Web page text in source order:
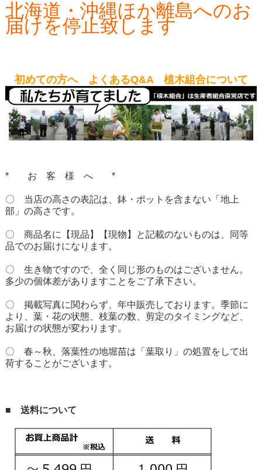
北海道・沖縄ほか離島へのお
届けを停止致します
初めての方へ よくあるQ&A 植木組合について
* お 客 様 へ *
〇 当店の高さの表記は、鉢・ポットを含まない「地上
部」の高さです。
〇 商品名に【現品】【現物】と記載のないものは、同等
品でのお届けになります。
〇 生き物ですので、全く同じ形のものはございません。
多少の個体差がありますことをご了承下さい。
〇 掲載写真に関わらず、年中販売しております。季節に
より、葉・花の状態、枝葉の数、剪定のタイミングなど、
お届けの状態が変わります。
〇 春～秋、落葉性の地堀苗は「葉取り」の処置をして出
荷することがございます。
■ 送料について